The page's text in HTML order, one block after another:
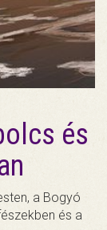
és
a Bogyó
és a